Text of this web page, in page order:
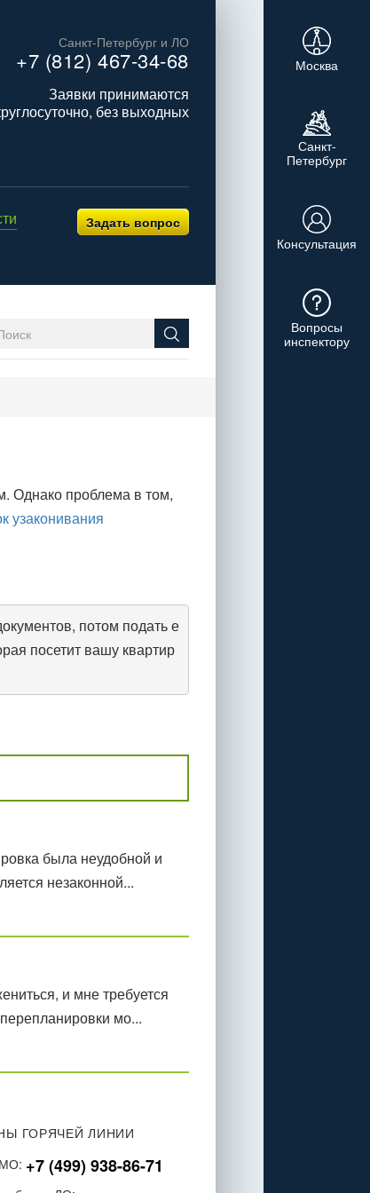
Санкт-Петербург и ЛО
+7 (812) 467-34-68
Заявки принимаются
без выходных
Задать вопрос
Однако проблема в том,
узаконивания
потом подать е
посетит вашу квартир
была неудобной и
незаконной...
и мне требуется
мо...
ГОРЯЧЕЙ ЛИНИИ
+7 (499) 938-86-71
Москва
Санкт-
Петербург
Консультация
Вопросы
инспектору